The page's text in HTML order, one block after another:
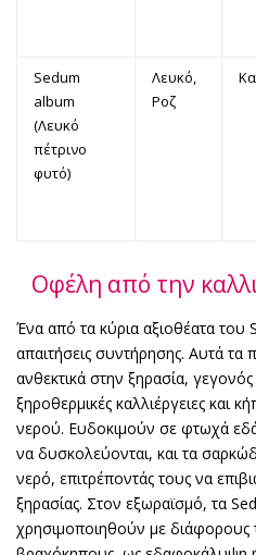
Sedum
album
(Λευκό
πέτρινο
φυτό)
Λευκό,
Ροζ
Οφέλη από την
Ένα από τα κύρια αξιοθέατα του
απαιτήσεις συντήρησης. Αυτά τα
ανθεκτικά στην ξηρασία,
ξηροθερμικές καλλιέργειες και
νερού. Ευδοκιμούν σε φτωχά
να δυσκολεύονται, και τα
νερό, επιτρέποντάς τους να
ξηρασίας. Στον εξωραϊσμό, τα
χρησιμοποιηθούν με